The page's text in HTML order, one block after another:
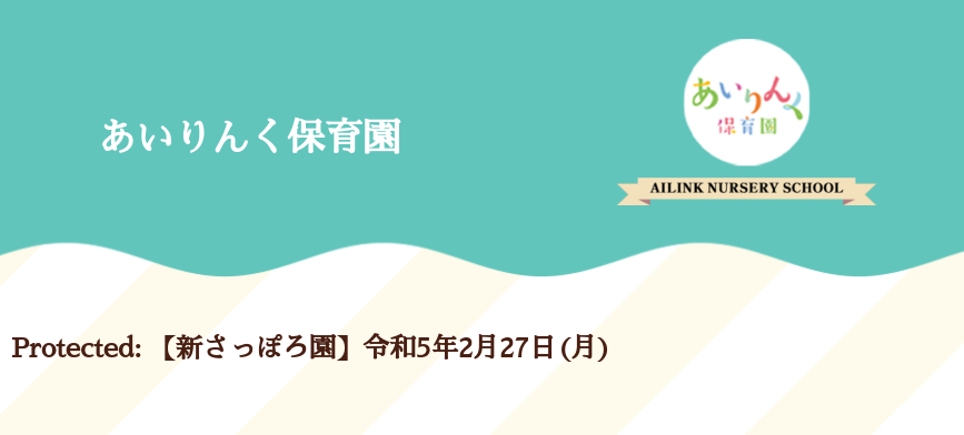
あいりんく保育園
Protected: 【新さっぽろ園】令和5年2月27日(月)